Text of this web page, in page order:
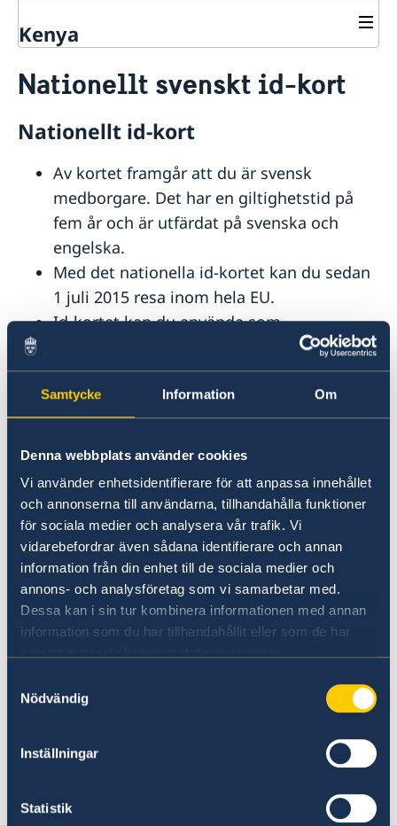
Samtycke Information Om
Denna webbplats använder cookies
Vi använder enhetsidentifierare för att anpassa innehållet
och annonserna till användarna, tillhandahålla funktioner
för sociala medier och analysera vår trafik. Vi
vidarebefordrar även sådana identifierare och annan
information från din enhet till de sociala medier och
annons- och analysföretag som vi samarbetar med.
Dessa kan i sin tur kombinera informationen med annan
information som du har tillhandahållit eller som de har
Nödvändig
Inställningar
Statistik
Kenya
Hjälp till svenskar i Kenya
Pass utomlands
Förnyelse av pass för vuxna
Ansökan om pass för barn under 18 år
Provisoriskt pass
Nationellt svenskt id-kort
Samordningsnummer
Legaliseringar
Avgifter
Gifta sig i Kenya
Hjälp kring medborgarskap
Om svenskt medborgarskap
Akut hjälp
Reseinformation
Aktuella händelser
Allmänna säkerhetsläget
Terrorism
Naturförhållanden och katastrofer
In- och utresebestämmelser
Hälso- och sjukvård
Lokala lagar och sedvänjor
Kriminalitet och personlig säkerhet
Trafiksäkerhet
Försäkringsskydd
Övriga upplysningar
Inför resan
Nationellt svenskt id-kort
Nationellt id-kort
Av kortet framgår att du är svensk
medborgare. Det har en giltighetstid på
fem år och är utfärdat på svenska och
engelska.
Med det nationella id-kortet kan du sedan
1 juli 2015 resa inom hela EU.
Id-kortet kan du använda som
Du ansöker om id-kortet på samma sätt
som när du ansöker om ett
ordinarie pass.
Id-kortet innehåller sedan den 2 augusti
2021 också fingeravtryck.
ambassadens e-bokningssystem.
Ansökningsavgift för ID-kortet är samma
som för ett ordinarie svenskt pass. För
aktuella avgifter se här.
Nationellt id-kort
Här finns grundläggande information som
gäller för alla länder. I vissa länder gäller
ambassad för mer information.
Läs mer